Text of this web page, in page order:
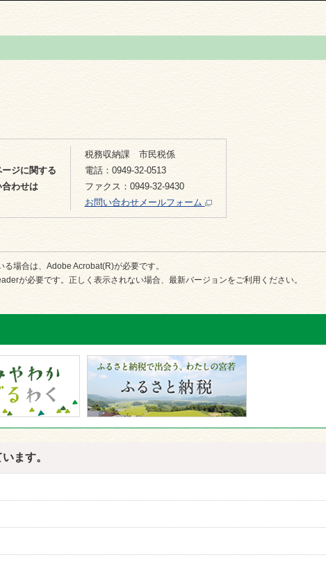
ージに関する
合わせは
税務収納課 市民税係
電話：0949-32-0513
ファクス：0949-32-9430
お問い合わせメールフォーム
場合は、Adobe Acrobat(R)が必要です。
が必要です。正しく表示されない場合、最新バージョンをご利用ください。
ます。